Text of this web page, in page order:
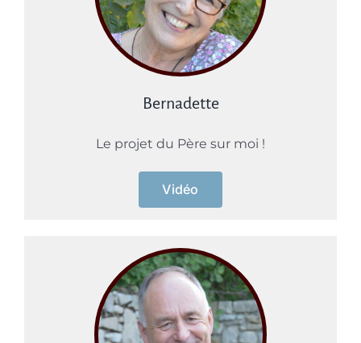
Bernadette
Le projet du Père sur moi !
Vidéo